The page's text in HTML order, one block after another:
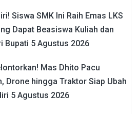
Siswa SMK Ini Raih Emas LKS
Dapat Beasiswa Kuliah dan
Bupati 5 Agustus 2026
Mas Dhito Pacu
Drone hingga Traktor Siap Ubah
5 Agustus 2026